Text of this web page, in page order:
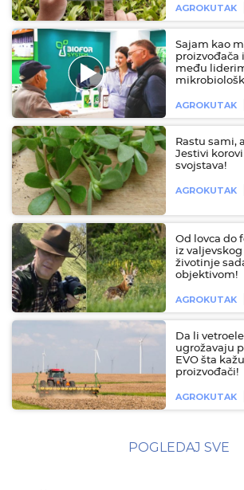
AGROKUTAK
Sajam kao
proizvođača
među
AGROKUTAK
Rastu sami,
Jestivi
svojstava!
AGROKUTAK
Od lovca do
iz
životinje
objektivom!
AGROKUTAK
Da li
ugrožavaju
EVO šta
proizvođači!
AGROKUTAK
POGLEDAJ SVE